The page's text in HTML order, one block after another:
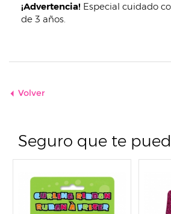
¡Advertencia! Especial cuidado
de 3 años.
Volver
Seguro que te